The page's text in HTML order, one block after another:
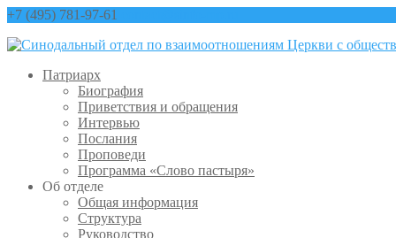
+7 (495) 781-97-61
Патриарх
Биография
Приветствия и обращения
Интервью
Послания
Проповеди
Программа «Слово пастыря»
Об отделе
Общая информация
Структура
Руководство